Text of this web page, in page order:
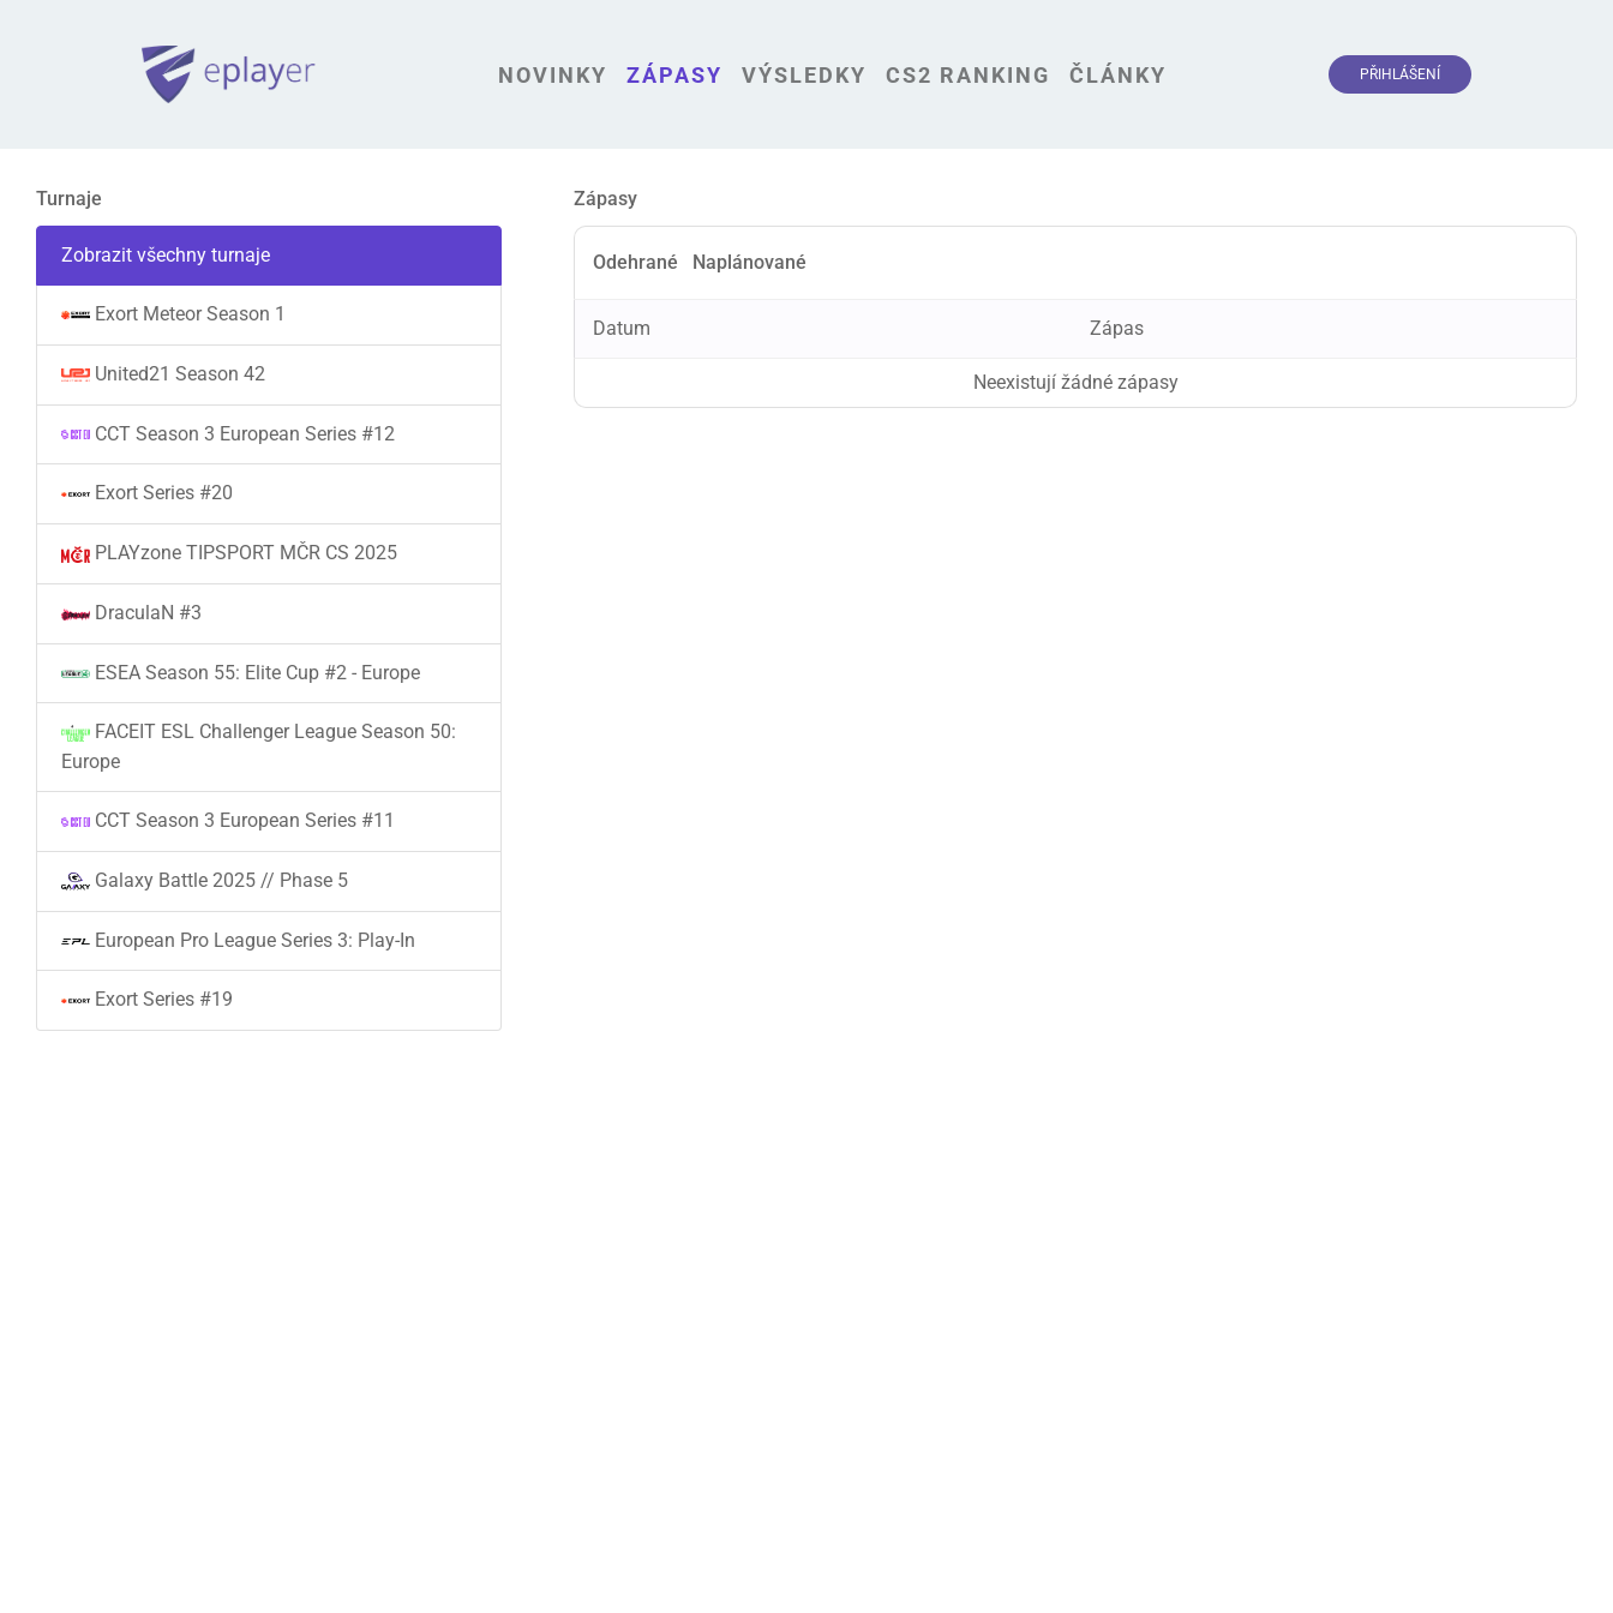
NOVINKY ZÁPASY VÝSLEDKY CS2 RANKING ČLÁNKY PŘIHLÁŠENÍ
Turnaje
Zobrazit všechny turnaje
Exort Meteor Season 1
United21 Season 42
CCT Season 3 European Series #12
Exort Series #20
PLAYzone TIPSPORT MČR CS 2025
DraculaN #3
ESEA Season 55: Elite Cup #2 - Europe
FACEIT ESL Challenger League Season 50:
Europe
CCT Season 3 European Series #11
Galaxy Battle 2025 // Phase 5
European Pro League Series 3: Play-In
Exort Series #19
Zápasy
Odehrané Naplánované
Datum Zápas
Neexistují žádné zápasy